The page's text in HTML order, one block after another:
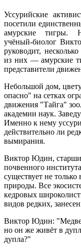
Уссурийские
посетили
амурские тигры.
учёный-биолог
руководит,
из них — амурские
представители
Небольшой дом,
опасно" на сетках
движения "Тайга"
академии наук.
Именно к нему
действительно ли
вымирания.
Виктор Юдин,
почвенного
существует не
природы. Все
кедровых
видов редких,
Виктор Юдин:
но он же живёт в
дупла?"